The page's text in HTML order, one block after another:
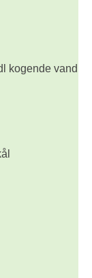
kogende vand